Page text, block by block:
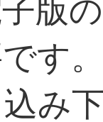
版
す
み